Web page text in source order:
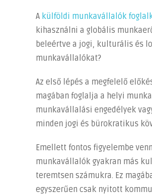
A külföldi munkavállalók
kihasználni a globális
beleértve a jogi, kulturális és
munkavállalókat?
Az első lépés a megfelelő
magában foglalja a helyi
munkavállalási engedélyek
minden jogi és bürokratikus
Emellett fontos figyelembe
munkavállalók gyakran más
teremtsen számukra. Ez
egyszerűen csak nyitott